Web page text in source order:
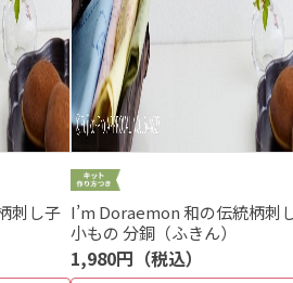
刺し子 I’m Doraemon 和の伝統柄刺
小もの 分銅（ふきん）
1,980円（税込）